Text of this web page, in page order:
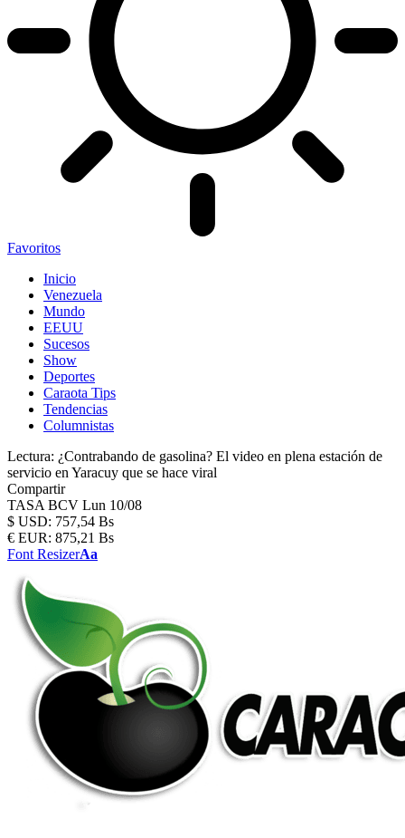
Favoritos
Inicio
Venezuela
Mundo
EEUU
Sucesos
Show
Deportes
Caraota Tips
Tendencias
Columnistas
Lectura: ¿Contrabando de gasolina? El video en plena estación de
servicio en Yaracuy que se hace viral
Compartir
TASA BCV Lun 10/08
$ USD: 757,54 Bs
€ EUR: 875,21 Bs
Font ResizerAa